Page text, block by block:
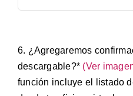
6. ¿Agregaremos
descargable?* (Ver
función incluye el listado